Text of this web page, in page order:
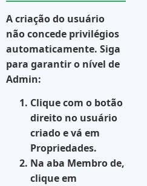
A criação do usuário
não concede privilégios
automaticamente. Siga
para garantir o nível de
Admin:
Clique com o botão
direito no usuário
criado e vá em
Propriedades.
Na aba Membro de,
clique em